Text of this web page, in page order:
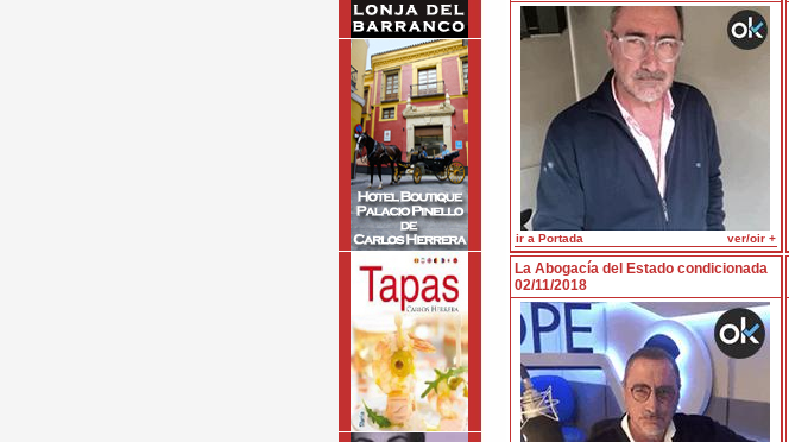
ir a Portada ver/oir +
La Abogacía del Estado condicionada
02/11/2018